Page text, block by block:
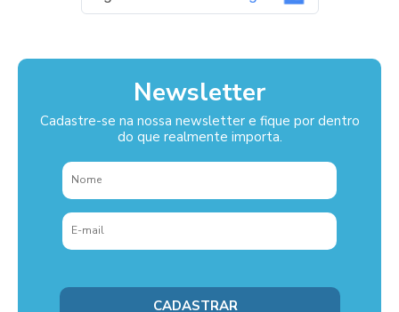
Newsletter
Cadastre-se na nossa newsletter e fique por dentro
do que realmente importa.